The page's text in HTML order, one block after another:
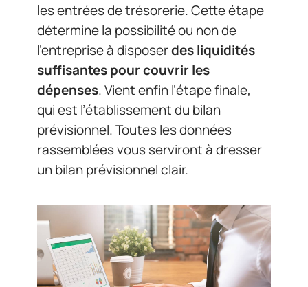
les entrées de trésorerie. Cette étape
détermine la possibilité ou non de
l’entreprise à disposerdes liquidités
suffisantes pour couvrir les
dépenses. Vient enfin l’étape finale,
qui est l’établissement du bilan
prévisionnel. Toutes les données
rassemblées vous serviront à dresser
un bilan prévisionnel clair.